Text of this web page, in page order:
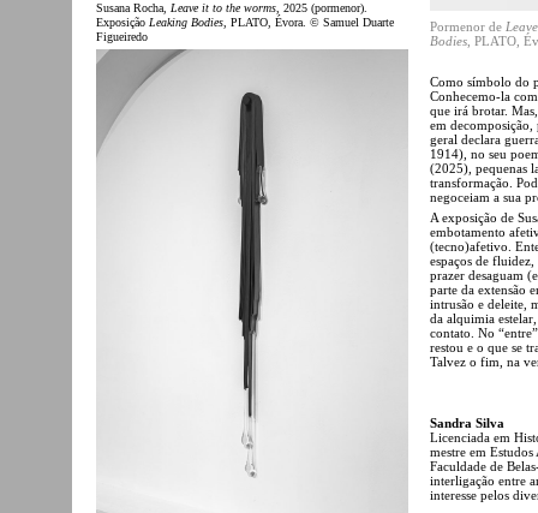
Susana Rocha, Leave it to the worms, 2025 (pormenor).
Exposição Leaking Bodies, PLATO, Évora. © Samuel Duarte
Figueiredo
Pormenor de
Bodies , PLATO,
Como símbolo do
Conhecemo-la
que irá brotar.
em decomposição,
geral declara
1914), no seu
(2025), pequenas
transformação.
negoceiam a sua
A exposição de
embotamento
(tecno)afetivo.
espaços de
prazer desaguam
parte da extensão
intrusão e deleite,
da alquimia
contato. No
restou e o que se
Talvez o fim, na
Sandra Silva
Licenciada em
mestre em
Faculdade de
interligação entre
interesse pelos